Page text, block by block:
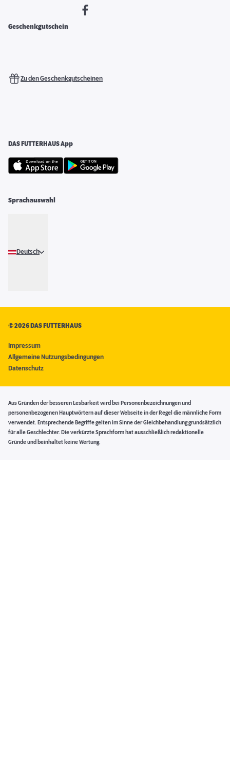
Geschenkgutschein
Zu den Geschenkgutscheinen
DAS FUTTERHAUS App
Sprachauswahl
Deutsch
©2026 DAS FUTTERHAUS
Impressum
Allgemeine Nutzungsbedingungen
Datenschutz
Aus Gründen der besseren Lesbarkeit wird bei Personenbezeichnungen und
personenbezogenen Hauptwörtern auf dieser Webseite in der Regel die männliche Form
verwendet. Entsprechende Begriffe gelten im Sinne der Gleichbehandlung grundsätzlich
für alle Geschlechter. Die verkürzte Sprachform hat ausschließlich redaktionelle
Gründe und beinhaltet keine Wertung.